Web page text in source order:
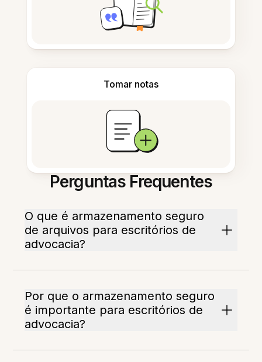
Tomar notas
Perguntas Frequentes
O que é armazenamento seguro
de arquivos para escritórios de
advocacia?
Por que o armazenamento seguro
é importante para escritórios de
advocacia?